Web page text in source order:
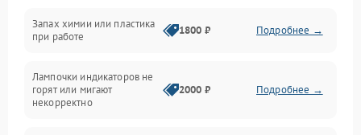
Батарея
Запах химии или пластика
при работе
1800 ₽ Подробнее →
Лампочки индикаторов не
горят или мигают
некорректно
2000 ₽ Подробнее →